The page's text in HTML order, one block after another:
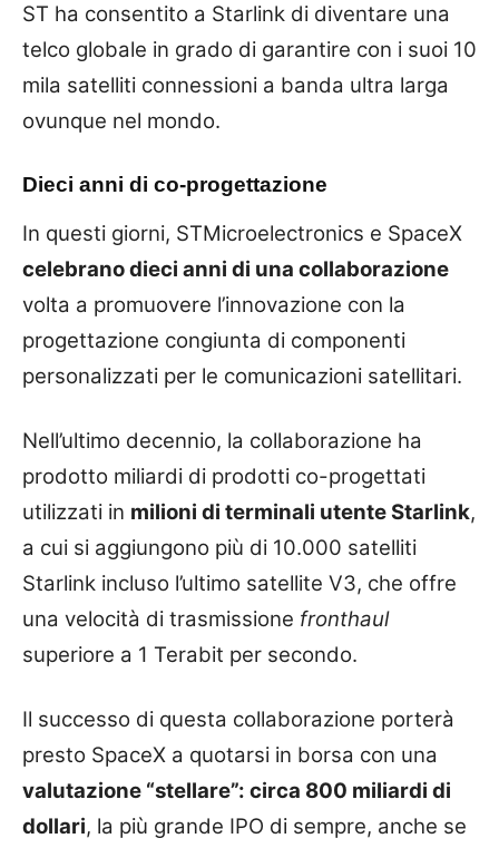
ST ha consentito a Starlink di diventare una
telco globale in grado di garantire con i suoi 10
mila satelliti connessioni a banda ultra larga
ovunque nel mondo.
Dieci anni di co-progettazione
In questi giorni, STMicroelectronics e SpaceX
celebrano dieci anni di una collaborazione
volta a promuovere l’innovazione con la
progettazione congiunta di componenti
personalizzati per le comunicazioni satellitari.
Nell’ultimo decennio, la collaborazione ha
prodotto miliardi di prodotti co-progettati
utilizzati in milioni di terminali utente Starlink,
a cui si aggiungono più di 10.000 satelliti
Starlink incluso l’ultimo satellite V3, che offre
una velocità di trasmissione fronthaul
superiore a 1 Terabit per secondo.
Il successo di questa collaborazione porterà
presto SpaceX a quotarsi in borsa con una
valutazione “stellare”: circa 800 miliardi di
dollari, la più grande IPO di sempre, anche se